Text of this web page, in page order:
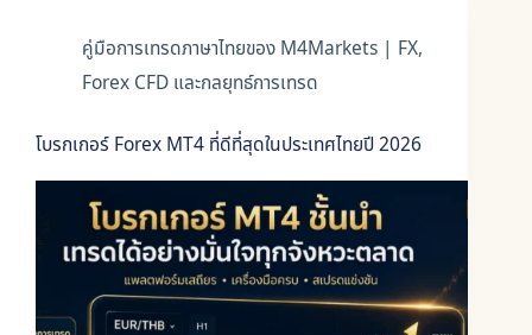
คู่มือการเทรดภาษาไทยของ M4Markets | FX,
Forex CFD และกลยุทธ์การเทรด
โบรกเกอร์ Forex MT4 ที่ดีที่สุดในประเทศไทยปี 2026